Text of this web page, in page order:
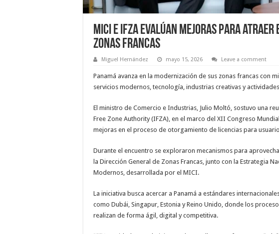
MICI e IFZA evalúan mejoras para
zonas francas
Miguel Hernández mayo 15, 2026 Leave a comment
Panamá avanza en la modernización de sus zonas francas con
servicios modernos, tecnología, industrias creativas y
El ministro de Comercio e Industrias, Julio Moltó, sostuvo una
Free Zone Authority (IFZA), en el marco del XII Congreso
mejoras en el proceso de otorgamiento de licencias para
Durante el encuentro se exploraron mecanismos para
la Dirección General de Zonas Francas, junto con la Estrategia
Modernos, desarrollada por el MICI.
La iniciativa busca acercar a Panamá a estándares
como Dubái, Singapur, Estonia y Reino Unido, donde los
realizan de forma ágil, digital y competitiva.